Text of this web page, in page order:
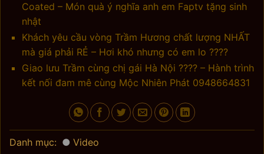
Coated – Món quà ý nghĩa anh em Faptv tặng sinh
nhật
Khách yêu cầu vòng Trầm Hương chất lượng NHẤT
mà giá phải RẺ – Hơi khó nhưng có em lo ????
Giao lưu Trầm cùng chị gái Hà Nội ???? – Hành trình
kết nối đam mê cùng Mộc Nhiên Phát 0948664831
Danh mục: Video